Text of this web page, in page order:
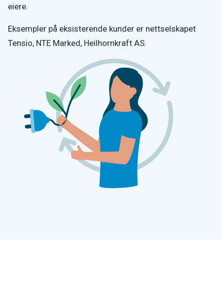
eiere.
Eksempler på eksisterende kunder er nettselskapet
Tensio, NTE Marked, Heilhornkraft AS.